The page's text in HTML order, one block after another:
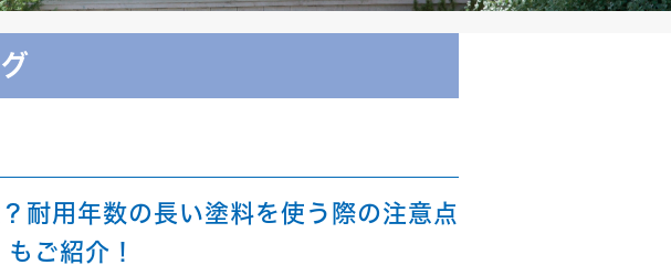
耐用年数の長い塗料を使う際の注意点
もご紹介！